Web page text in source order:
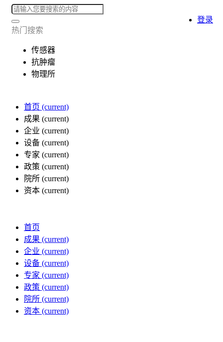
热门搜索
传感器
抗肿瘤
物理所
首页 (current)
成果 (current)
企业 (current)
设备 (current)
专家 (current)
政策 (current)
院所 (current)
资本 (current)
登录
首页
成果 (current)
企业 (current)
设备 (current)
专家 (current)
政策 (current)
院所 (current)
资本 (current)